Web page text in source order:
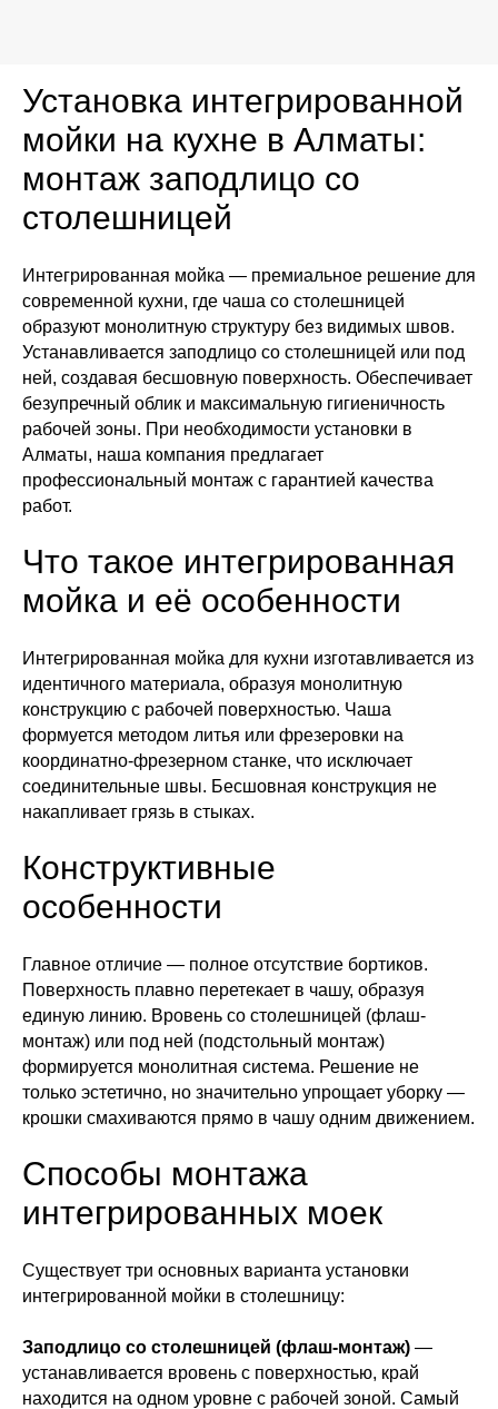
Установка интегрированной
мойки на кухне в Алматы:
монтаж заподлицо со
столешницей
Интегрированная мойка — премиальное решение для
современной кухни, где чаша со столешницей
образуют монолитную структуру без видимых швов.
Устанавливается заподлицо со столешницей или под
ней, создавая бесшовную поверхность. Обеспечивает
безупречный облик и максимальную гигиеничность
рабочей зоны. При необходимости установки в
Алматы, наша компания предлагает
профессиональный монтаж с гарантией качества
работ.
Что такое интегрированная
мойка и её особенности
Интегрированная мойка для кухни изготавливается из
идентичного материала, образуя монолитную
конструкцию с рабочей поверхностью. Чаша
формуется методом литья или фрезеровки на
координатно-фрезерном станке, что исключает
соединительные швы. Бесшовная конструкция не
накапливает грязь в стыках.
Конструктивные
особенности
Главное отличие — полное отсутствие бортиков.
Поверхность плавно перетекает в чашу, образуя
единую линию. Вровень со столешницей (флаш-
монтаж) или под ней (подстольный монтаж)
формируется монолитная система. Решение не
только эстетично, но значительно упрощает уборку —
крошки смахиваются прямо в чашу одним движением.
Способы монтажа
интегрированных моек
Существует три основных варианта установки
интегрированной мойки в столешницу:
Заподлицо со столешницей (флаш-монтаж) —
устанавливается вровень с поверхностью, край
находится на одном уровне с рабочей зоной. Самый